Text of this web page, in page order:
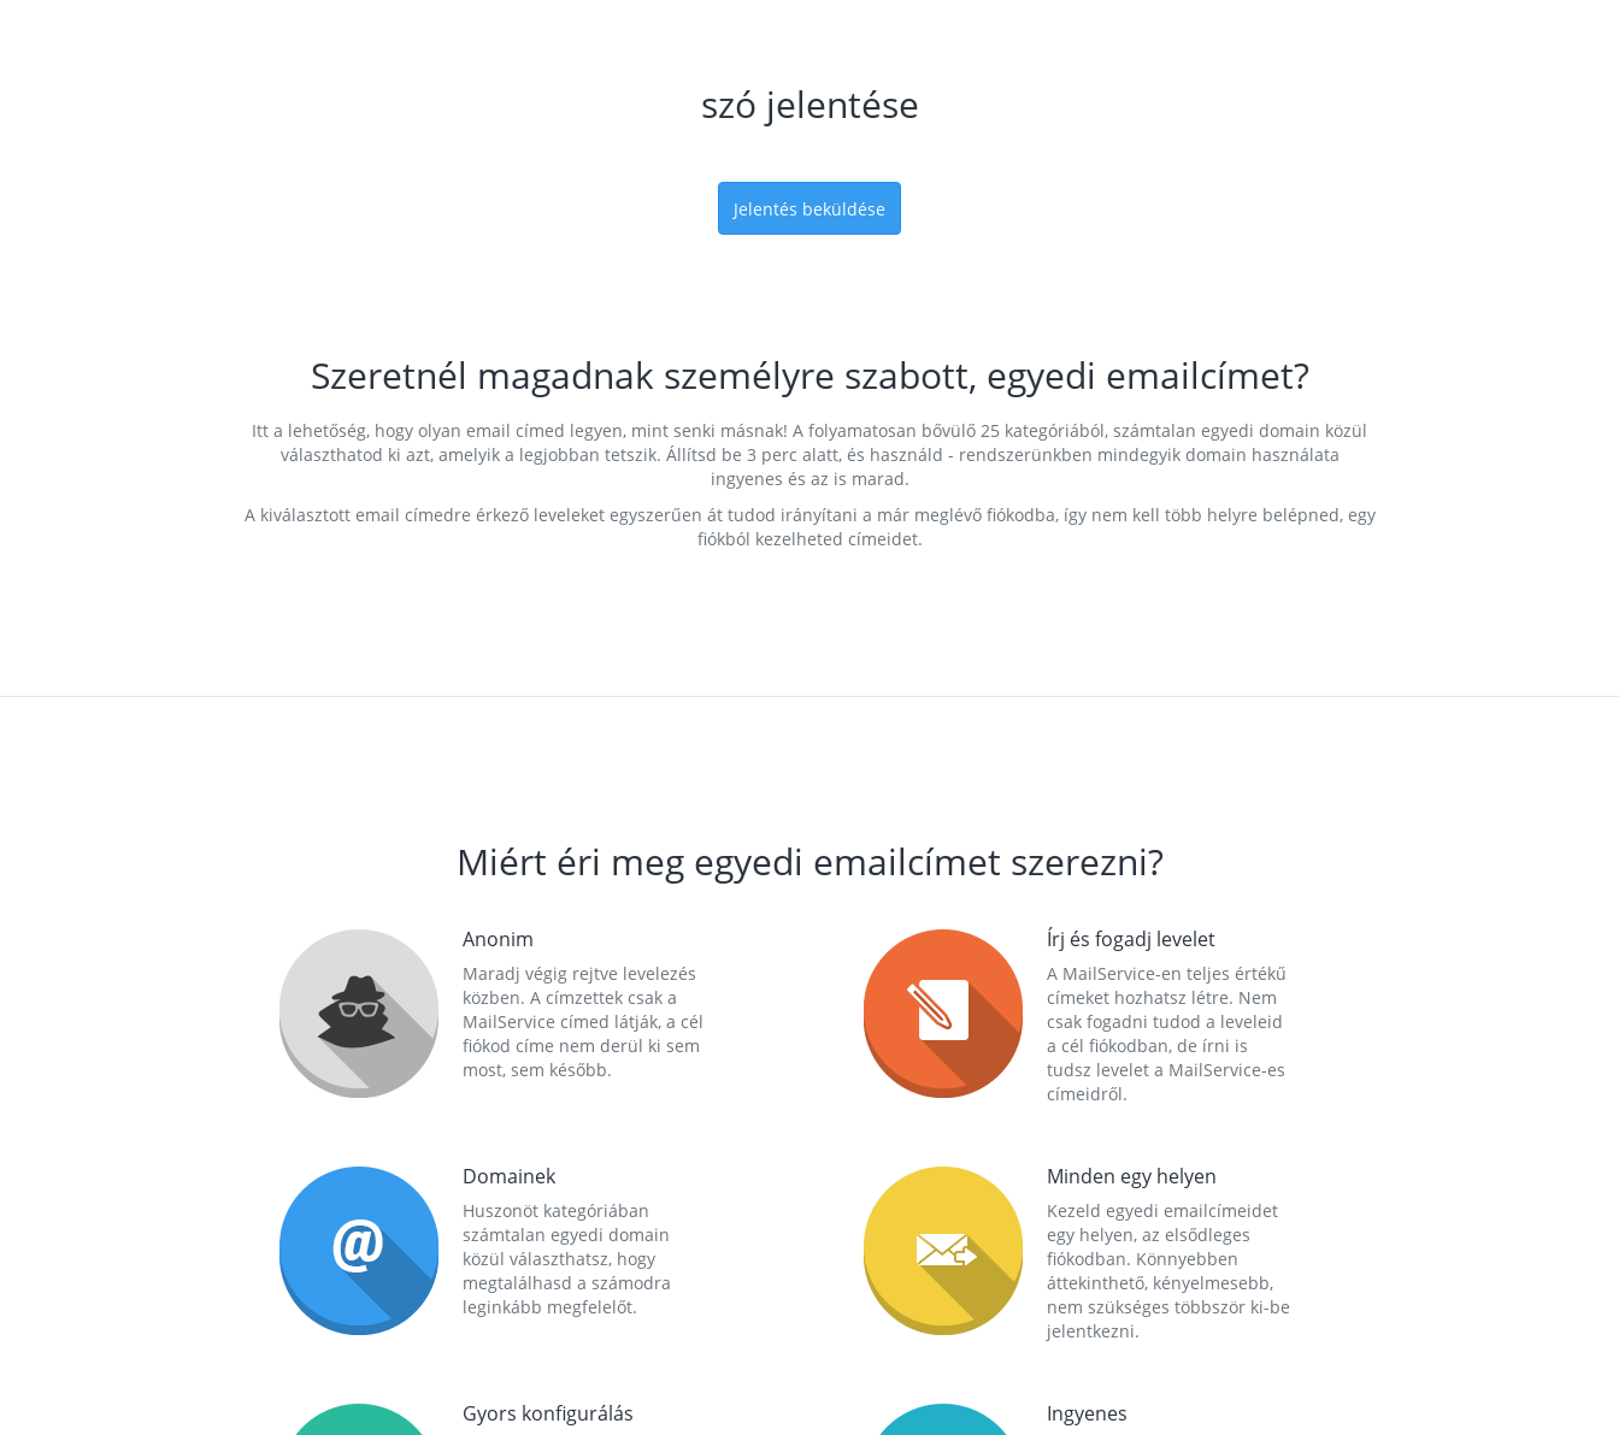
szó jelentése
Jelentés beküldése
Szeretnél magadnak személyre szabott, egyedi emailcímet?
Itt a lehetőség, hogy olyan email címed legyen, mint senki másnak! A folyamatosan bővülő 25 kategóriából, számtalan egyedi domain közül
választhatod ki azt, amelyik a legjobban tetszik. Állítsd be 3 perc alatt, és használd - rendszerünkben mindegyik domain használata
ingyenes és az is marad.
A kiválasztott email címedre érkező leveleket egyszerűen át tudod irányítani a már meglévő fiókodba, így nem kell több helyre belépned, egy
fiókból kezelheted címeidet.
Miért éri meg egyedi emailcímet szerezni?
Anonim
Maradj végig rejtve levelezés
közben. A címzettek csak a
MailService címed látják, a cél
fiókod címe nem derül ki sem
most, sem később.
Írj és fogadj levelet
A MailService-en teljes értékű
címeket hozhatsz létre. Nem
csak fogadni tudod a leveleid
a cél fiókodban, de írni is
tudsz levelet a MailService-es
címeidről.
Domainek
Huszonöt kategóriában
számtalan egyedi domain
közül választhatsz, hogy
megtalálhasd a számodra
leginkább megfelelőt.
Minden egy helyen
Kezeld egyedi emailcímeidet
egy helyen, az elsődleges
fiókodban. Könnyebben
áttekinthető, kényelmesebb,
nem szükséges többször ki-be
jelentkezni.
Gyors konfigurálás Ingyenes